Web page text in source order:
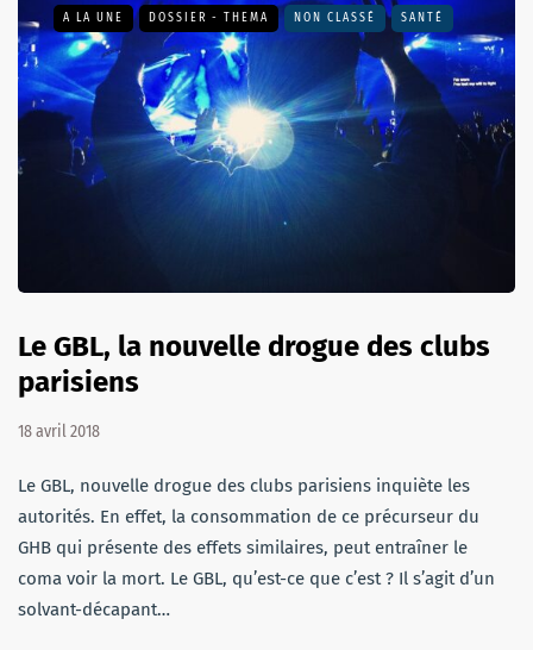
A LA UNE DOSSIER - THEMA NON CLASSÉ SANTÉ
Le GBL, la nouvelle drogue des clubs
parisiens
18 avril 2018
Le GBL, nouvelle drogue des clubs parisiens inquiète les
autorités. En effet, la consommation de ce précurseur du
GHB qui présente des effets similaires, peut entraîner le
coma voir la mort. Le GBL, qu’est-ce que c’est ? Il s’agit d’un
solvant-décapant…